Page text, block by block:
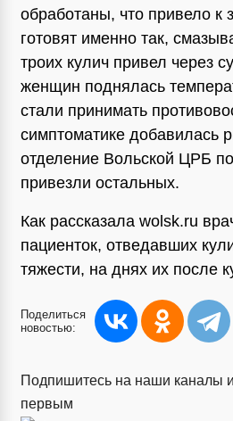
обработаны, что привело
готовят именно так,
троих кулич привел через
женщин поднялась
стали принимать
симптоматике добавилась
отделение Вольской ЦРБ
привезли остальных.
Как рассказала wolsk.ru
пациенток, отведавших
тяжести, на днях их после
Поделиться
новостью:
Подпишитесь на наши каналы
первым